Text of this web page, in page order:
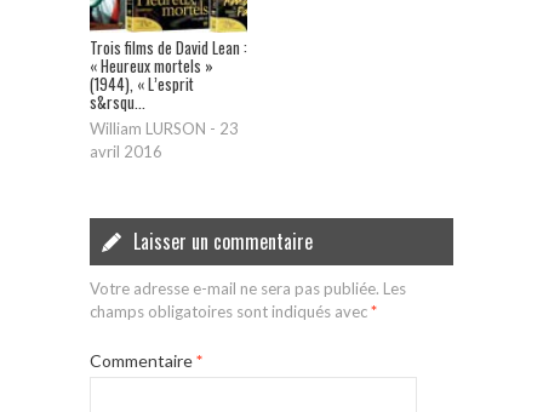
Trois films de David Lean :
« Heureux mortels »
(1944), « L’esprit
s&rsqu...
William LURSON - 23
avril 2016
Laisser un commentaire
Votre adresse e-mail ne sera pas publiée. Les
champs obligatoires sont indiqués avec*
Commentaire*